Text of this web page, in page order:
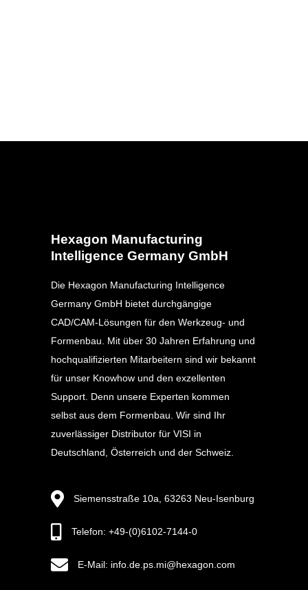
Hexagon Manufacturing
Intelligence Germany GmbH
Die Hexagon Manufacturing Intelligence
Germany GmbH bietet durchgängige
CAD/CAM-Lösungen für den Werkzeug- und
Formenbau. Mit über 30 Jahren Erfahrung und
hochqualifizierten Mitarbeitern sind wir bekannt
für unser Knowhow und den exzellenten
Support. Denn unsere Experten kommen
selbst aus dem Formenbau. Wir sind Ihr
zuverlässiger Distributor für VISI in
Deutschland, Österreich und der Schweiz.
Siemensstraße 10a, 63263 Neu-Isenburg
Telefon: +49-(0)6102-7144-0
E-Mail: info.de.ps.mi@hexagon.com